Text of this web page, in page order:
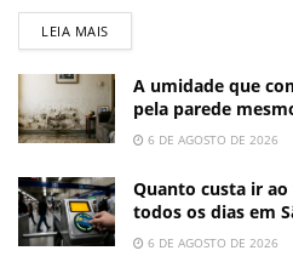
LEIA MAIS
A umidade que
pela parede
6 DE AGOSTO DE 2026
Quanto custa ir
todos os dias em
6 DE AGOSTO DE 2026